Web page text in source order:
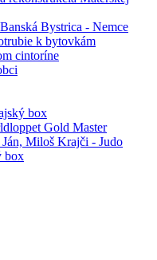
Bystrica - Nemce
k bytovkám
cintoríne
box
Gold Master
Ján, Miloš Krajči - Judo
box